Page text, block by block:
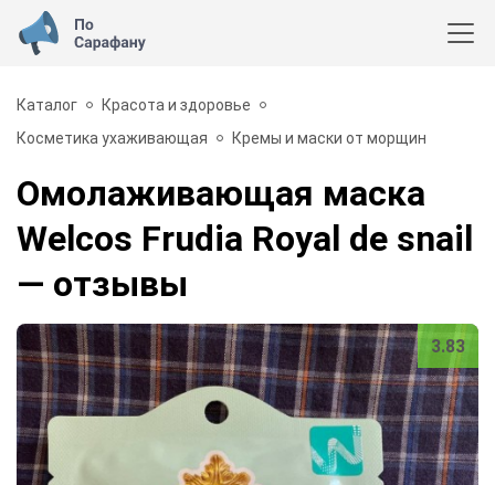
Каталог
Красота и здоровье
Косметика ухаживающая
Кремы и маски от морщин
Омолаживающая маска
Welcos Frudia Royal de snail
— отзывы
3.83